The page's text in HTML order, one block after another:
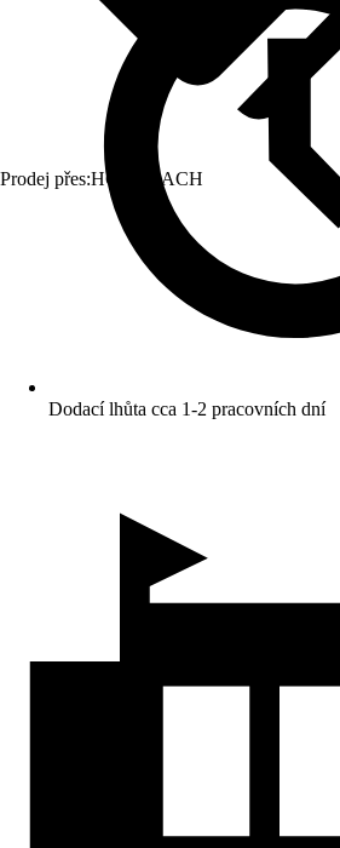
Prodej přes:HORNBACH
Dodací lhůta cca 1-2 pracovních dní